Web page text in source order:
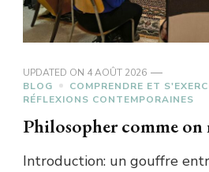
UPDATED ON 4 AOÛT 2026
BLOG
COMPRENDRE ET
RÉFLEXIONS CONTEMPORAINES
Philosopher comme on
Introduction: un gouffre